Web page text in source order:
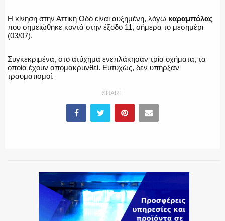
ΛΙΜΕΝΙΚΟ
ΕΝΟΠΛΕΣ ΔΥΝΑΜΕΙΣ
ΑΣΤΥΝΟΜΙΚΟ ΡΕΠΟΡΤΑΖ
Η κίνηση στην Αττική Οδό είναι αυξημένη, λόγω καραμπόλας
που σημειώθηκε κοντά στην έξοδο 11, σήμερα το μεσημέρι
(03/07).
Συγκεκριμένα, στο ατύχημα ενεπλάκησαν τρία οχήματα, τα
οποία έχουν απομακρυνθεί. Ευτυχώς, δεν υπήρξαν
τραυματισμοί.
SHARE